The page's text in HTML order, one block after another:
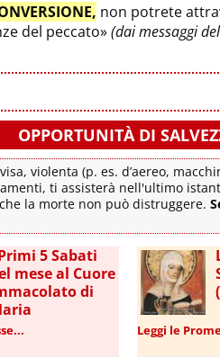
non potrete
del peccato»(dai messaggi
OPPORTUNITÀ DI
violenta (p. es. d’aereo,
ti assisterà nell'ultimo
la morte non può distruggere.
5 Sabati
mese al Cuore
di
Leggi le